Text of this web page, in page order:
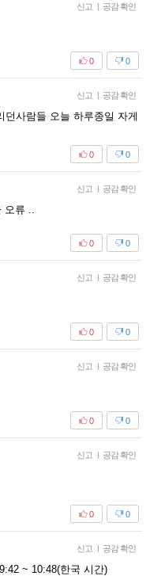
신고 | 공감 확인
0
0
신고 | 공감 확인
던사람들 오늘 하루종일 자게
0
0
신고 | 공감 확인
오류 ..
0
0
신고 | 공감 확인
0
0
신고 | 공감 확인
0
0
신고 | 공감 확인
0
0
신고 | 공감 확인
~ 10:48(한국 시간)